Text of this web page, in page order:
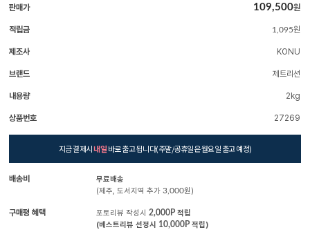
판매가 109,500원
적립금 1,095원
제조사 KONU
브랜드 제트리션
내용량 2kg
상품번호 27269
지금 결제시내일바로 출고 됩니다(주말/공휴일은 월요일 출고 예정)
배송비
무료배송
(제주, 도서지역 추가 3,000원)
구매평 혜택 포토리뷰 작성시 2,000P적립
(베스트리뷰 선정시 10,000P적립)